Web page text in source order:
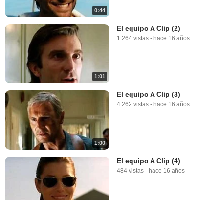
0:44
1:01
El equipo A Clip (2)
1.264 vistas - hace 16 años
1:00
El equipo A Clip (3)
4.262 vistas - hace 16 años
El equipo A Clip (4)
484 vistas - hace 16 años